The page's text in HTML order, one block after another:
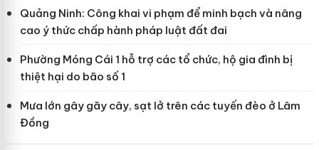
Quảng Ninh: Công khai vi phạm để minh bạch và nâng
cao ý thức chấp hành pháp luật đất đai
Phường Móng Cái 1 hỗ trợ các tổ chức, hộ gia đình bị
thiệt hại do bão số 1
Mưa lớn gây gãy cây, sạt lở trên các tuyến đèo ở Lâm
Đồng